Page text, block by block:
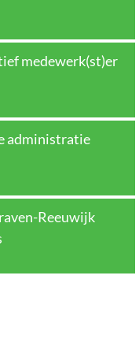
medewerk(st)er
administratie
Reeuwijk